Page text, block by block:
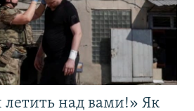
летить над вами!» Як